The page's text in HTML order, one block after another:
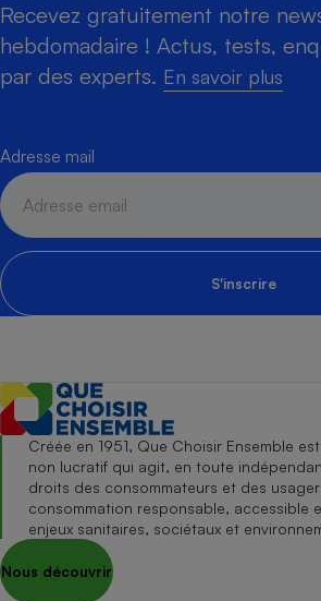
Recevez gratuitement notre
hebdomadaire ! Actus, tests,
par des experts. En savoir plus
Adresse mail
S'inscrire
Créée en 1951, Que Choisir Ensemble
non lucratif qui agit, en toute
droits des consommateurs et des
consommation responsable, accessible
enjeux sanitaires, sociétaux et
Nous découvrir